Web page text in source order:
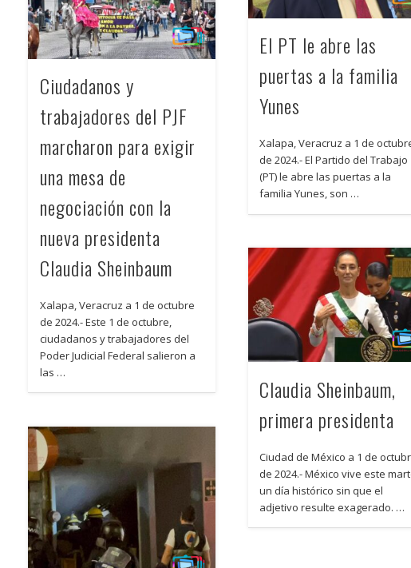
El PT le abre las
puertas a la familia
Yunes
Xalapa, Veracruz a 1 de
de 2024.- El Partido del Trabajo
(PT) le abre las puertas a la
familia Yunes, son …
Ciudadanos y
trabajadores del PJF
marcharon para exigir
una mesa de
negociación con la
nueva presidenta
Claudia Sheinbaum
Xalapa, Veracruz a 1 de octubre
de 2024.- Este 1 de octubre,
ciudadanos y trabajadores del
Poder Judicial Federal salieron a
las …
Claudia Sheinbaum,
primera presidenta
Ciudad de México a 1 de
de 2024.- México vive este
un día histórico sin que el
adjetivo resulte exagerado. …